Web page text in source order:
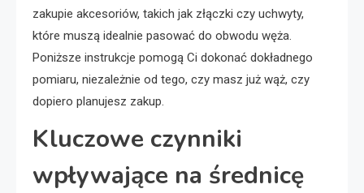
zakupie akcesoriów, takich jak złączki czy uchwyty,
które muszą idealnie pasować do obwodu węża.
Poniższe instrukcje pomogą Ci dokonać dokładnego
pomiaru, niezależnie od tego, czy masz już wąż, czy
dopiero planujesz zakup.
Kluczowe czynniki
wpływające na średnicę